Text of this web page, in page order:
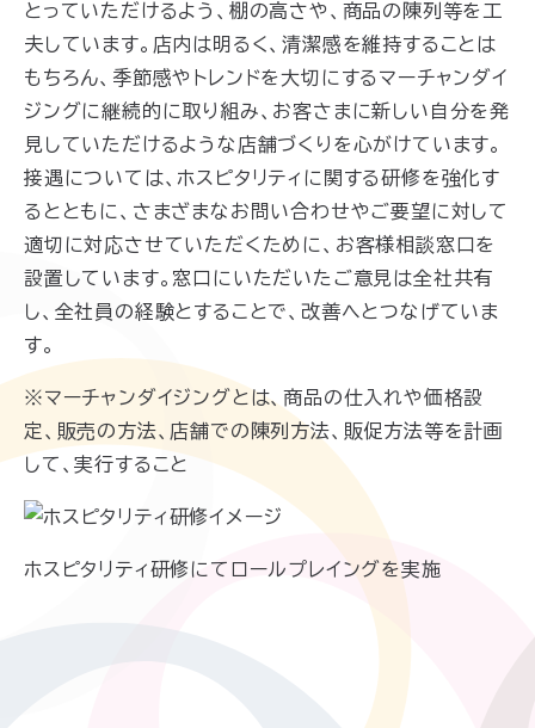
とっていただけるよう、棚の高さや、商品の陳列等を工
夫しています。店内は明るく、清潔感を維持することは
もちろん、季節感やトレンドを大切にするマーチャンダイ
ジングに継続的に取り組み、お客さまに新しい自分を発
見していただけるような店舗づくりを心がけています。
接遇については、ホスピタリティに関する研修を強化す
るとともに、さまざまなお問い合わせやご要望に対して
適切に対応させていただくために、お客様相談窓口を
設置しています。窓口にいただいたご意見は全社共有
し、全社員の経験とすることで、改善へとつなげていま
す。
※マーチャンダイジングとは、商品の仕入れや価格設
定、販売の方法、店舗での陳列方法、販促方法等を計画
して、実行すること
ホスピタリティ研修にてロールプレイングを実施